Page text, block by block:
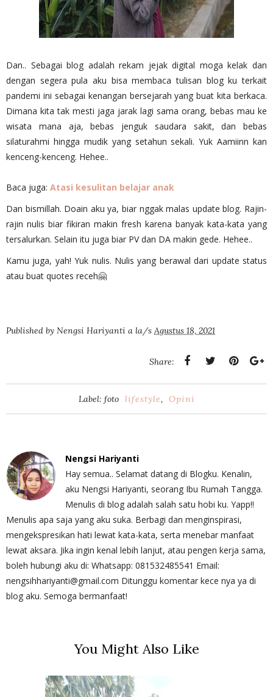
Dan.. Sebagai blog adalah rekam jejak digital moga kelak dan
dengan segera pula aku bisa membaca tulisan blog ku terkait
pandemi ini sebagai kenangan bersejarah yang buat kita berkaca.
Dimana kita tak mesti jaga jarak lagi sama orang, bebas mau ke
wisata mana aja, bebas jenguk saudara sakit, dan bebas
silaturahmi hingga mudik yang setahun sekali. Yuk Aamiinn kan
kenceng-kenceng. Hehee..
Baca juga: Atasi kesulitan belajar anak
Dan bismillah. Doain aku ya, biar nggak malas update blog. Rajin-
rajin nulis biar fikiran makin fresh karena banyak kata-kata yang
tersalurkan. Selain itu juga biar PV dan DA makin gede. Hehee..
Kamu juga, yah! Yuk nulis. Nulis yang berawal dari update status
atau buat quotes receh🤗
Published by Nengsi Hariyanti a la/s Agustus 18, 2021
Share:
Label: foto lifestyle, Opini
Nengsi Hariyanti
Hay semua.. Selamat datang di Blogku. Kenalin,
aku Nengsi Hariyanti, seorang Ibu Rumah Tangga.
Menulis di blog adalah salah satu hobi ku. Yapp!!
Menulis apa saja yang aku suka. Berbagi dan menginspirasi,
mengekspresikan hati lewat kata-kata, serta menebar manfaat
lewat aksara. Jika ingin kenal lebih lanjut, atau pengen kerja sama,
boleh hubungi aku di: Whatsapp: 081532485541 Email:
nengsihhariyanti@gmail.com Ditunggu komentar kece nya ya di
blog aku. Semoga bermanfaat!
You Might Also Like